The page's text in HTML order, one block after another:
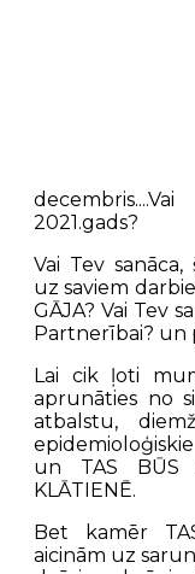
2021.gads?
Vai Tev
uz saviem
GĀJA? Vai Tev
Partnerībai? un
Lai cik ļoti
aprunāties no
atbalstu,
un TAS BŪS
KLĀTIENĒ.
Bet kamēr
aicinām uz